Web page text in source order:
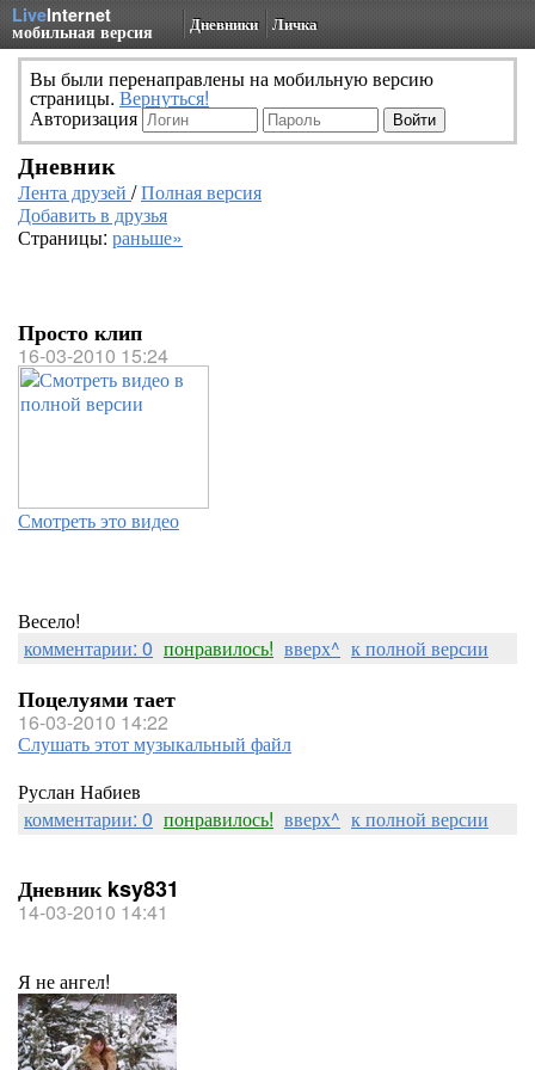
LiveInternet
мобильная версия Дневники Личка
Вы были перенаправлены на мобильную версию
страницы. Вернуться!
Авторизация
Дневник
Лента друзей /Полная версия
Добавить в друзья
Страницы: раньше»
Просто клип
16-03-2010 15:24
Смотреть это видео
Весело!
комментарии: 0 понравилось! вверх^ к полной версии
Поцелуями тает
16-03-2010 14:22
Слушать этот музыкальный файл
Руслан Набиев
комментарии: 0 понравилось! вверх^ к полной версии
Дневник ksy831
14-03-2010 14:41
Я не ангел!